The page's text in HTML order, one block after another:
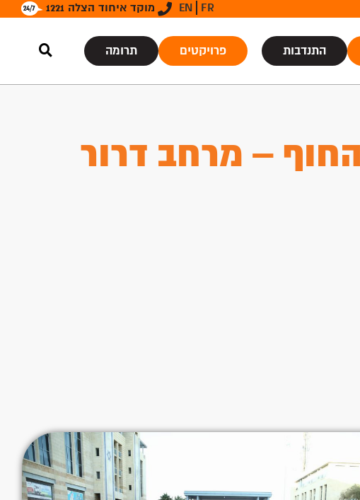
מוקד איחוד הצלה 1221 EN FR
התנדבות פרויקטים תרומה
– מרחב דרור